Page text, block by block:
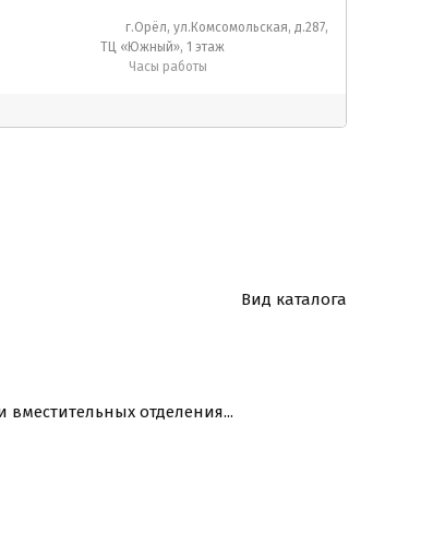
г.Орёл, ул.Комсомольская, д.287,
ТЦ «Южный», 1 этаж
Часы работы
Вид каталога
отделения...